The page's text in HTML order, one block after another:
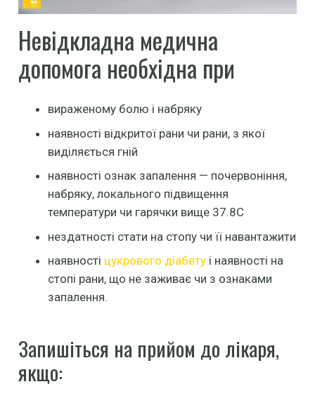
Невідкладна медична
допомога необхідна при
вираженому болю і набряку
наявності відкритої рани чи рани, з якої
виділяється гній
наявності ознак запалення — почервоніння,
набряку, локального підвищення
температури чи гарячки вище 37.8С
нездатності стати на стопу чи її навантажити
наявності цукрового діабету і наявності на
стопі рани, що не заживає чи з ознаками
запалення.
Запишіться на прийом до лікаря,
якщо: